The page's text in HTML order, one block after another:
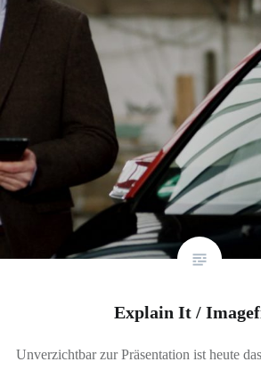
Explain It /
Unverzichtbar zur Präsentation ist heute